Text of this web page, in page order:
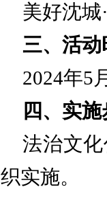
美好沈城
三、活动
2024年5
四、实
法治文
织实施。